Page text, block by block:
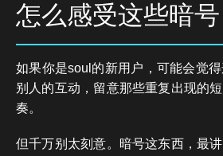
怎么感受这些暗号
如果你是soul的新用户，可能会觉
别人的互动，留意那些重复出现的
奏。
但千万别太刻意。暗号这东西，最